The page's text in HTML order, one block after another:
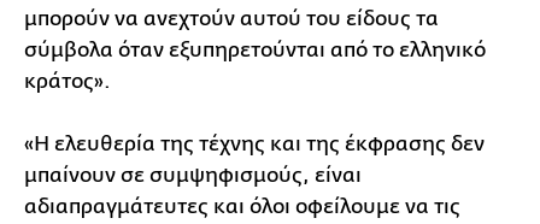
μπορούν να ανεχτούν αυτού του είδους τα
σύμβολα όταν εξυπηρετούνται από το ελληνικό
κράτος».
«Η ελευθερία της τέχνης και της έκφρασης δεν
μπαίνουν σε συμψηφισμούς, είναι
αδιαπραγμάτευτες και όλοι οφείλουμε να τις